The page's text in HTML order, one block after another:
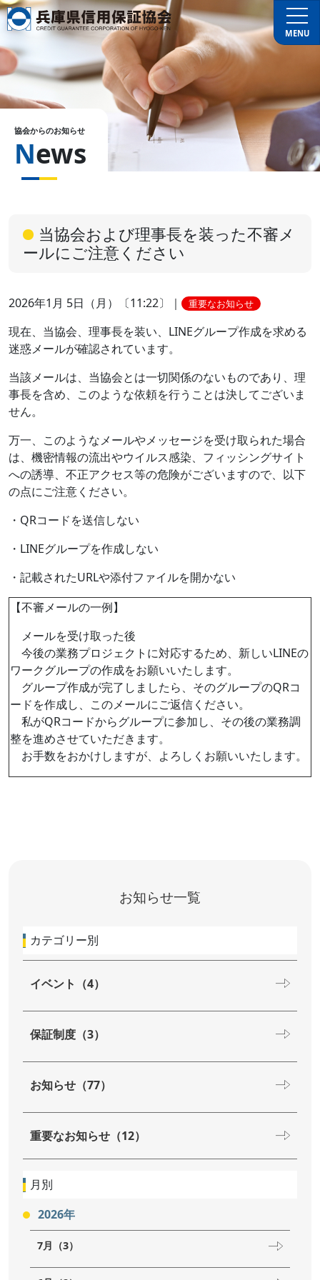
MENU
協会からのお知らせ
News
当協会および理事長を装った不審メ
ールにご注意ください
2026年1月 5日（月）〔11:22〕 ｜ 重要なお知らせ
現在、当協会、理事長を装い、LINEグループ作成を求める
迷惑メールが確認されています。
当該メールは、当協会とは一切関係のないものであり、理
事長を含め、このような依頼を行うことは決してございま
せん。
万一、このようなメールやメッセージを受け取られた場合
は、機密情報の流出やウイルス感染、フィッシングサイト
への誘導、不正アクセス等の危険がございますので、以下
の点にご注意ください。
・QRコードを送信しない
・LINEグループを作成しない
・記載されたURLや添付ファイルを開かない
【不審メールの一例】
メールを受け取った後
今後の業務プロジェクトに対応するため、新しいLINEの
ワークグループの作成をお願いいたします。
グループ作成が完了しましたら、そのグループのQRコ
ードを作成し、このメールにご返信ください。
私がQRコードからグループに参加し、その後の業務調
整を進めさせていただきます。
お手数をおかけしますが、よろしくお願いいたします。
お知らせ一覧
カテゴリー別
イベント（4）
保証制度（3）
お知らせ（77）
重要なお知らせ（12）
月別
2026年
7月（3）